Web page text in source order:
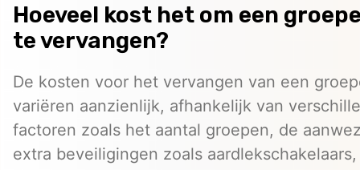
Hoeveel kost het om een
te vervangen?
De kosten voor het vervangen van een
variëren aanzienlijk, afhankelijk van
factoren zoals het aantal groepen, de
extra beveiligingen zoals